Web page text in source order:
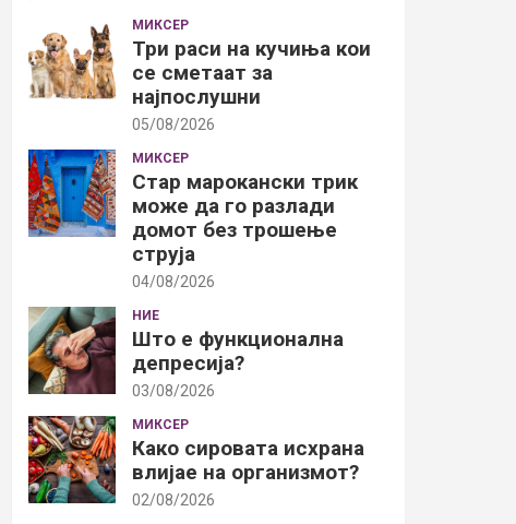
МИКСЕР
Три раси на кучиња кои
се сметаат за
најпослушни
05/08/2026
МИКСЕР
Стар марокански трик
може да го разлади
домот без трошење
струја
04/08/2026
НИЕ
Што е функционална
депресија?
03/08/2026
МИКСЕР
Како сировата исхрана
влијае на организмот?
02/08/2026